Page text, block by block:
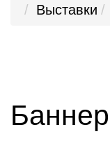
Выставки